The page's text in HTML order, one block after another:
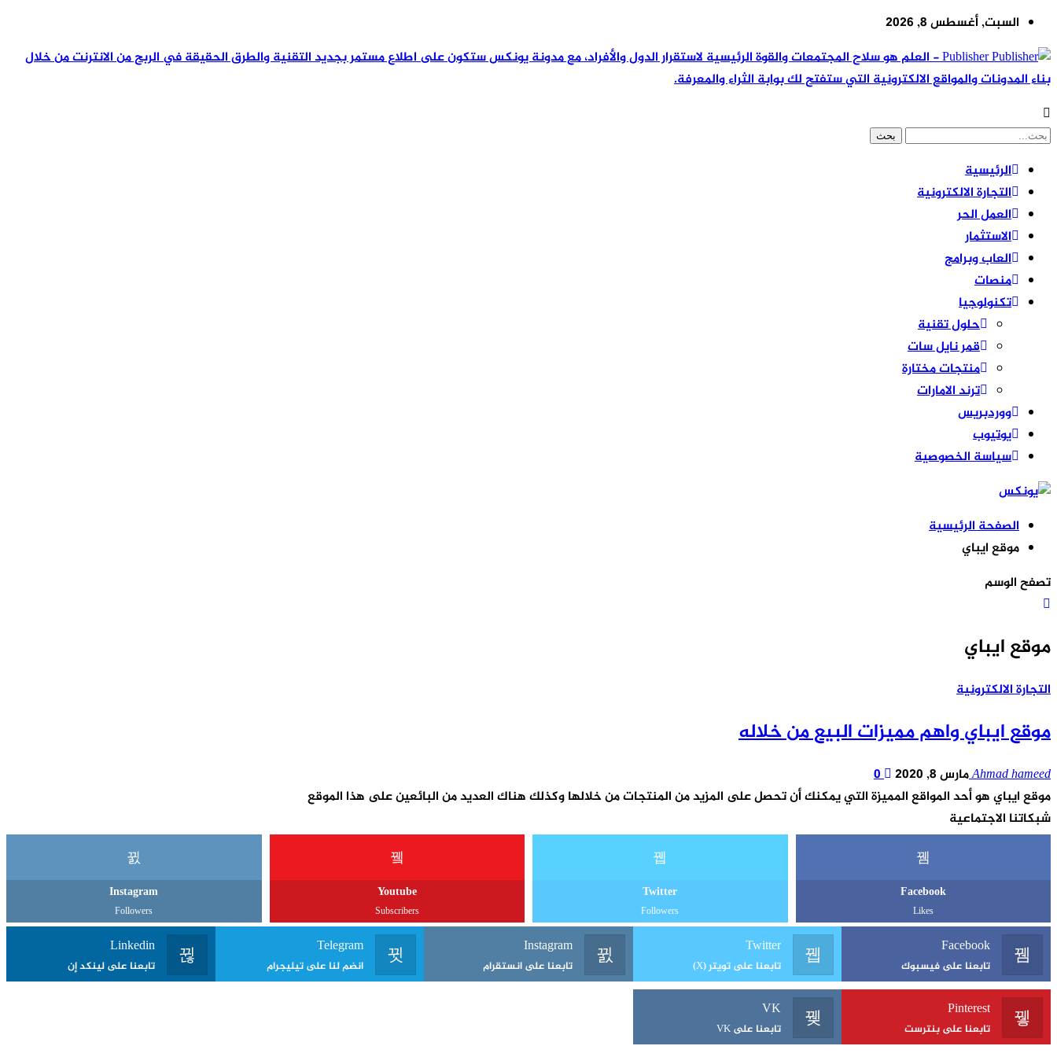
السبت, أغسطس 8, 2026
Publisher - العلم هو سلاح المجتمعات والقوة الرئيسية لاستقرار الدول والأفراد، مع مدونة يونكس ستكون على اطلاع مستمر بجديد التقنية والطرق الحقيقة في الربح من الانترنت من خلال
بناء المدونات والمواقع الالكترونية التي ستفتح لك بوابة الثراء والمعرفة.
الرئيسية
التجارة الالكترونية
العمل الحر
الاستثمار
العاب وبرامج
منصات
تكنولوجيا
حلول تقنية
قمر نايل سات
منتجات مختارة
ترند الامارات
ووردبريس
يوتيوب
سياسة الخصوصية
الصفحة الرئيسية
موقع ايباي
تصفح الوسم
موقع ايباي
التجارة الالكترونية
موقع ايباي واهم مميزات البيع من خلاله
Ahmad hameedمارس 8, 2020
0
موقع ايباي هو أحد المواقع المميزة التي يمكنك أن تحصل على المزيد من المنتجات من خلالها وكذلك هناك العديد من البائعين على هذا الموقع
شبكاتنا الاجتماعية
Facebook
Likes
Twitter
Followers
Youtube
Subscribers
Instagram
Followers
Facebook
تابعنا على فيسبوك
Twitter
تابعنا على تويتر (X)
Instagram
تابعنا على انستقرام
Telegram
انضم لنا على تيليجرام
Linkedin
تابعنا على لينكد إن
Pinterest
تابعنا على بنترست
VK
تابعنا على VK